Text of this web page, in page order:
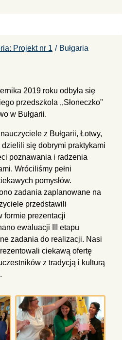
Projekt nr 1 Bułgaria
2019 roku odbyła się
przedszkola ,,Słoneczko"
w Bułgarii.
z Bułgarii, Łotwy,
się dobrymi praktykami
poznawania i radzenia
Wróciliśmy pełni
pomysłów.
zadania zaplanowane na
przedstawili
formie prezentacji
ewaluacji III etapu
zadania do realizacji. Nasi
ciekawą ofertę
z tradycją i kulturą